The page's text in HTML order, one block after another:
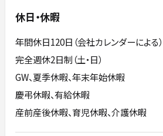
休日・休暇
年間休日120日（会社カレンダーによる）
完全週休2日制（土・日）
GW、夏季休暇、年末年始休暇
慶弔休暇、有給休暇
産前産後休暇、育児休暇、介護休暇